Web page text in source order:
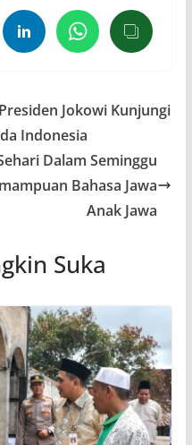
Jokowi Kunjungi
Indonesia
Dalam Seminggu
Bahasa Jawa
Anak Jawa
Suka